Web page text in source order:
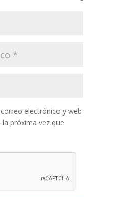
electrónico y web
próxima vez que